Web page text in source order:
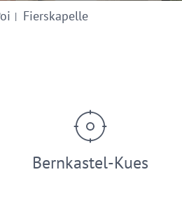
Fierskapelle
Bernkastel-Kues